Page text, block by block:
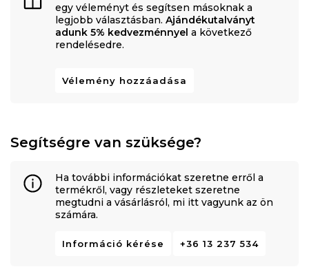
egy véleményt és segítsen másoknak a
legjobb választásban. Ajándékutalványt
adunk 5% kedvezménnyel a következő
rendelésedre.
Vélemény hozzáadása
Segítségre van szüksége?
Ha további információkat szeretne erről a
termékről, vagy részleteket szeretne
megtudni a vásárlásról, mi itt vagyunk az ön
számára.
Információ kérése +36 13 237 534